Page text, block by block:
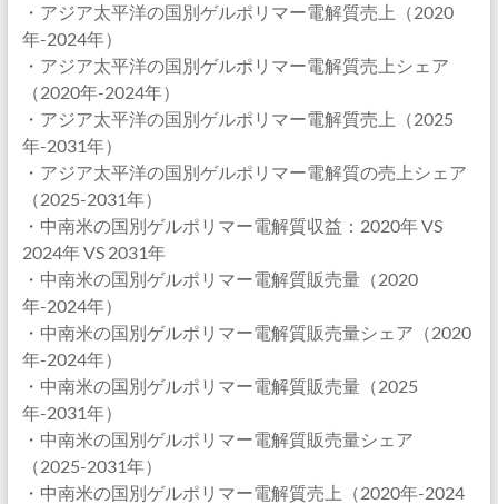
・アジア太平洋の国別ゲルポリマー電解質売上（2020
年-2024年）
・アジア太平洋の国別ゲルポリマー電解質売上シェア
（2020年-2024年）
・アジア太平洋の国別ゲルポリマー電解質売上（2025
年-2031年）
・アジア太平洋の国別ゲルポリマー電解質の売上シェア
（2025-2031年）
・中南米の国別ゲルポリマー電解質収益：2020年 VS
2024年 VS 2031年
・中南米の国別ゲルポリマー電解質販売量（2020
年-2024年）
・中南米の国別ゲルポリマー電解質販売量シェア（2020
年-2024年）
・中南米の国別ゲルポリマー電解質販売量（2025
年-2031年）
・中南米の国別ゲルポリマー電解質販売量シェア
（2025-2031年）
・中南米の国別ゲルポリマー電解質売上（2020年-2024